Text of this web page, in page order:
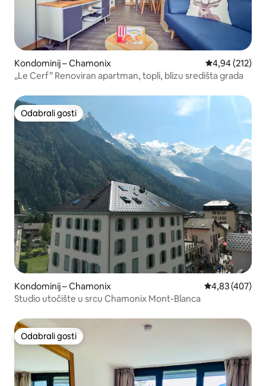
Kondominij – Chamonix Prosječna
4,94 (212)
„Le Cerf” Renoviran apartman, topli, blizu središta grada
Odabrali gosti
Odabrali gosti
Kondominij – Chamonix Prosječna
4,83 (407)
Studio utočište u srcu Chamonix Mont-Blanca
Odabrali gosti
Odabrali gosti